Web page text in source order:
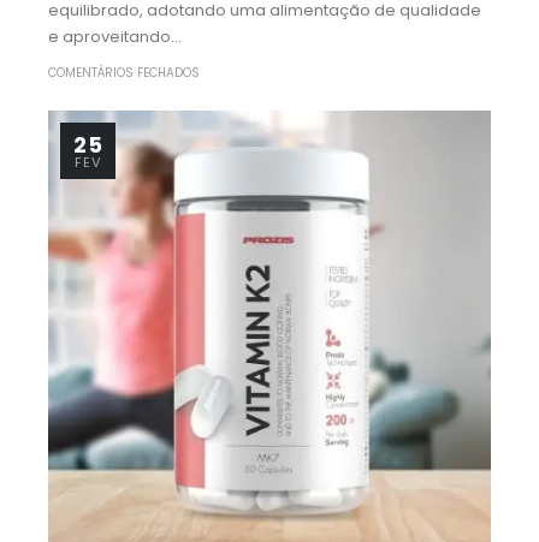
equilibrado, adotando uma alimentação de qualidade
e aproveitando...
COMENTÁRIOS FECHADOS
25
FEV